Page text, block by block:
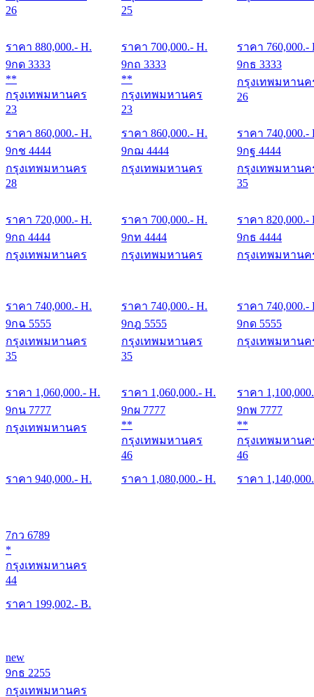
26
ราคา 880,000.- H.
25
ราคา 700,000.- H. ราคา 760,000.-
9กด 3333
**
กรุงเทพมหานคร
23
ราคา 860,000.- H.
9กถ 3333
**
กรุงเทพมหานคร
23
ราคา 860,000.- H.
9กธ 3333
กรุงเทพมหานค
26
ราคา 740,000.-
9กช 4444
กรุงเทพมหานคร
28
ราคา 720,000.- H.
9กฌ 4444
กรุงเทพมหานคร
ราคา 700,000.- H.
9กฐ 4444
กรุงเทพมหานค
35
ราคา 820,000.-
9กถ 4444
กรุงเทพมหานคร
ราคา 740,000.- H.
9กท 4444
กรุงเทพมหานคร
ราคา 740,000.- H.
9กธ 4444
กรุงเทพมหานค
ราคา 740,000.-
9กฉ 5555
กรุงเทพมหานคร
35
ราคา 1,060,000.- H.
9กฎ 5555
กรุงเทพมหานคร
35
ราคา 1,060,000.- H.
9กด 5555
กรุงเทพมหานค
ราคา 1,100,000
9กน 7777
กรุงเทพมหานคร
ราคา 940,000.- H.
9กผ 7777
**
กรุงเทพมหานคร
46
ราคา 1,080,000.- H.
9กพ 7777
**
กรุงเทพมหานค
46
ราคา 1,140,000
7กว 6789
*
กรุงเทพมหานคร
44
ราคา 199,002.- B.
new
9กธ 2255
กรุงเทพมหานคร